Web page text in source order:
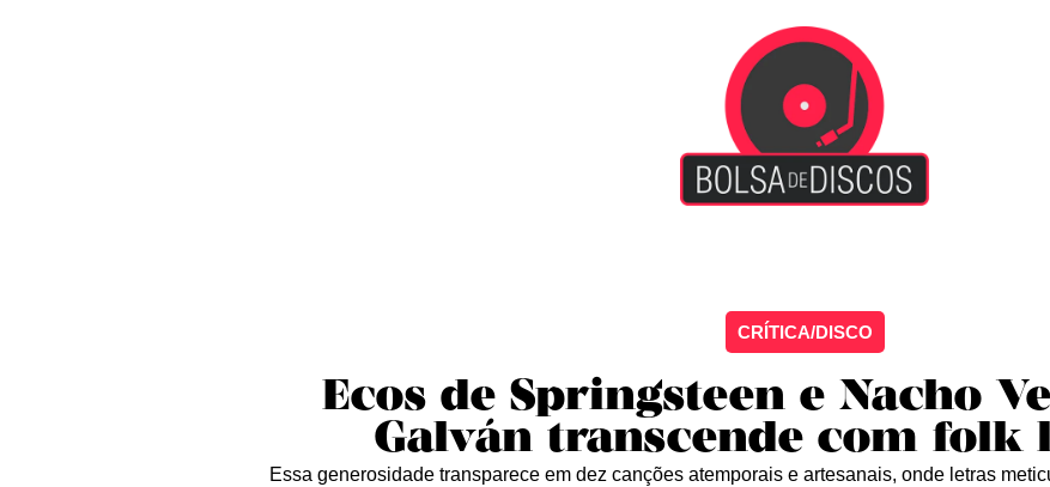
CRÍTICA/DISCO
Ecos de Springsteen e Nacho
Galván transcende com folk
Essa generosidade transparece em dez canções atemporais e artesanais, onde letras